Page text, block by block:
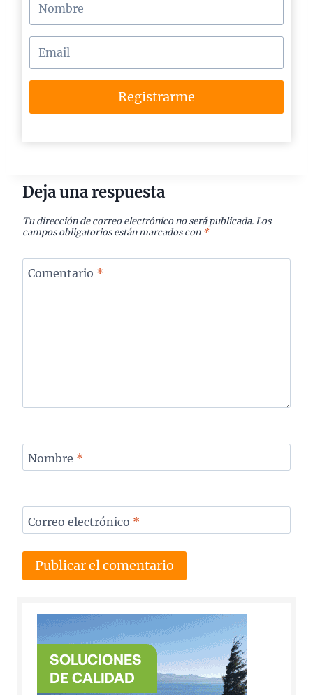
Registrarme
Deja una respuesta
Tu dirección de correo electrónico no será publicada. Los
campos obligatorios están marcados con *
Comentario *
Nombre *
Correo electrónico *